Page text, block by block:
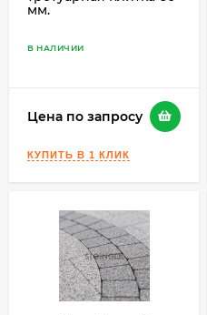
мм.
В НАЛИЧИИ
Цена по запросу